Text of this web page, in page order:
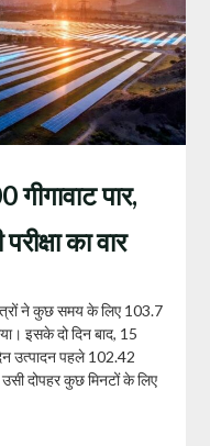
पार,
का वार
ने कुछ समय के लिए 103.7
इसके दो दिन बाद, 15
उत्पादन पहले 102.42
दोपहर कुछ मिनटों के लिए